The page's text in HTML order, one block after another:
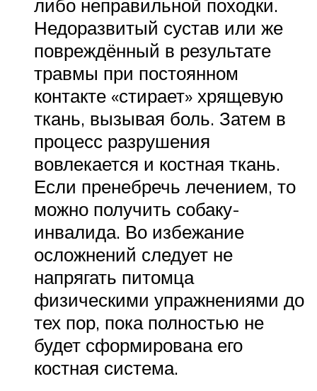
либо неправильной походки.
Недоразвитый сустав или же
повреждённый в результате
травмы при постоянном
контакте «стирает» хрящевую
ткань, вызывая боль. Затем в
процесс разрушения
вовлекается и костная ткань.
Если пренебречь лечением, то
можно получить собаку-
инвалида. Во избежание
осложнений следует не
напрягать питомца
физическими упражнениями до
тех пор, пока полностью не
будет сформирована его
костная система.